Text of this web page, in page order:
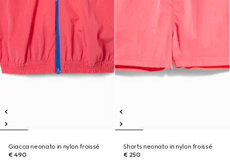
Giacca neonato in nylon froissé
€ 490
Shorts neonato in nylon froissé
€ 250